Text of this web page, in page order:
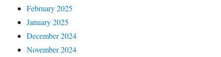
February 2025
January 2025
December 2024
November 2024